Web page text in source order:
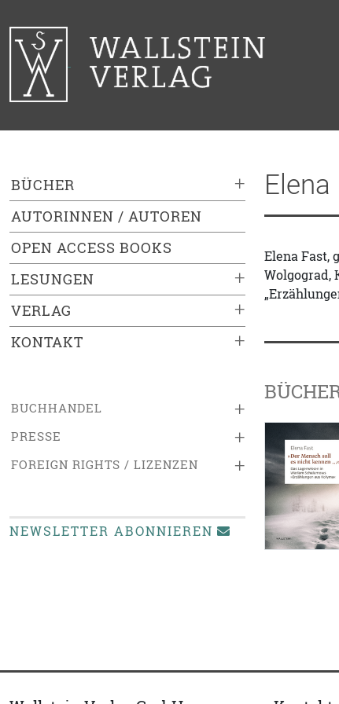
+
BÜCHER
AUTORINNEN / AUTOREN
OPEN ACCESS BOOKS
+
LESUNGEN
+
VERLAG
+
KONTAKT
+
BUCHHANDEL
+
PRESSE
+
FOREIGN RIGHTS / LIZENZEN
NEWSLETTER ABONNIEREN
Elena Fast,
Wolgograd,